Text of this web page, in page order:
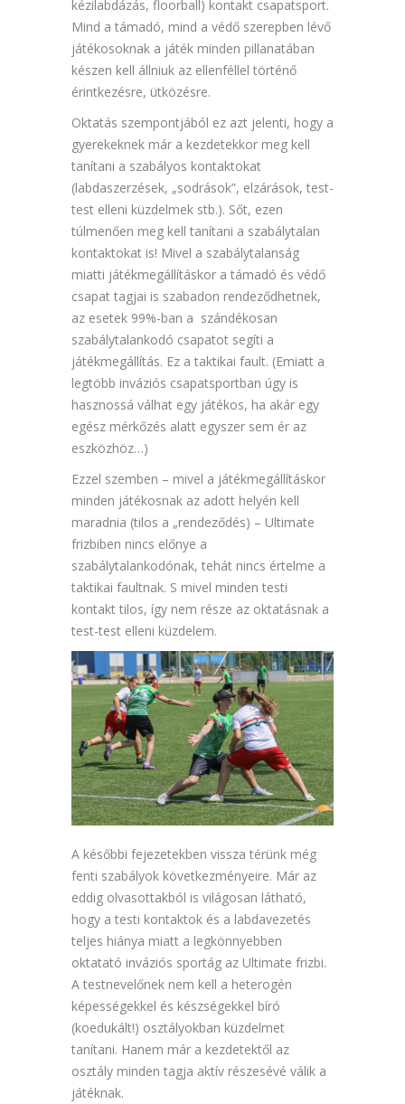
kézilabdázás, floorball) kontakt csapatsport.
Mind a támadó, mind a védő szerepben lévő
játékosoknak a játék minden pillanatában
készen kell állniuk az ellenféllel történő
érintkezésre, ütközésre.
Oktatás szempontjából ez azt jelenti, hogy a
gyerekeknek már a kezdetekkor meg kell
tanítani a szabályos kontaktokat
(labdaszerzések, „sodrások”, elzárások, test-
test elleni küzdelmek stb.). Sőt, ezen
túlmenően meg kell tanítani a szabálytalan
kontaktokat is! Mivel a szabálytalanság
miatti játékmegállításkor a támadó és védő
csapat tagjai is szabadon rendeződhetnek,
az esetek 99%-ban a szándékosan
szabálytalankodó csapatot segíti a
játékmegállítás. Ez a taktikai fault. (Emiatt a
legtöbb inváziós csapatsportban úgy is
hasznossá válhat egy játékos, ha akár egy
egész mérkőzés alatt egyszer sem ér az
eszközhöz…)
Ezzel szemben – mivel a játékmegállításkor
minden játékosnak az adott helyén kell
maradnia (tilos a „rendeződés) – Ultimate
frizbiben nincs előnye a
szabálytalankodónak, tehát nincs értelme a
taktikai faultnak. S mivel minden testi
kontakt tilos, így nem része az oktatásnak a
test-test elleni küzdelem.
A későbbi fejezetekben vissza térünk még
fenti szabályok következményeire. Már az
eddig olvasottakból is világosan látható,
hogy a testi kontaktok és a labdavezetés
teljes hiánya miatt a legkönnyebben
oktatató inváziós sportág az Ultimate frizbi.
A testnevelőnek nem kell a heterogén
képességekkel és készségekkel bíró
(koedukált!) osztályokban küzdelmet
tanítani. Hanem már a kezdetektől az
osztály minden tagja aktív részesévé válik a
játéknak.